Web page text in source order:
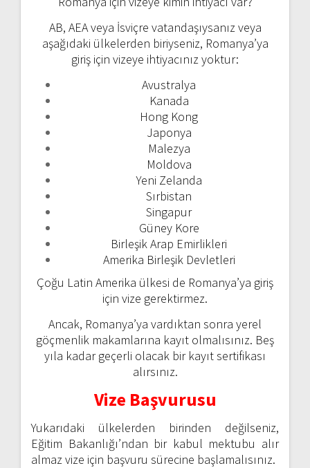
AB, AEA veya İsviçre vatandaşıysanız veya
aşağıdaki ülkelerden biriyseniz, Romanya’ya
giriş için vizeye ihtiyacınız yoktur:
Avustralya
Kanada
Hong Kong
Japonya
Malezya
Moldova
Yeni Zelanda
Sırbistan
Singapur
Güney Kore
Birleşik Arap Emirlikleri
Amerika Birleşik Devletleri
Çoğu Latin Amerika ülkesi de Romanya’ya giriş
için vize gerektirmez.
Ancak, Romanya’ya vardıktan sonra yerel
göçmenlik makamlarına kayıt olmalısınız. Beş
yıla kadar geçerli olacak bir kayıt sertifikası
alırsınız.
Vize Başvurusu
Yukarıdaki ülkelerden birinden değilseniz,
Eğitim Bakanlığı’ndan bir kabul mektubu alır
almaz vize için başvuru sürecine başlamalısınız.